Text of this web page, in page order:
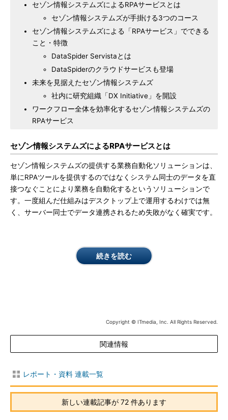
セゾン情報システムズによるRPAサービスとは
セゾン情報システムズが手掛ける3つのコース
セゾン情報システムズによる「RPAサービス」でできる
こと・特徴
DataSpider Servistaとは
DataSpiderのクラウドサービスも登場
未来を見据えたセゾン情報システムズ
社内に研究組織「DX Initiative」を開設
ワークフロー全体を効率化するセゾン情報システムズの
RPAサービス
セゾン情報システムズによるRPAサービスとは
セゾン情報システムズの提供する業務自動化ソリューションは、
単にRPAツールを提供するのではなくシステム同士のデータを直
接つなぐことにより業務を自動化するというソリューションで
す。一度組んだ仕組みはデスクトップ上で運用するわけでは無
く、サーバー同士でデータ連携されるため失敗がなく確実です。
続きを読む
Copyright © ITmedia, Inc. All Rights Reserved.
関連情報
レポート・資料 連載一覧
新しい連載記事が 72 件あります